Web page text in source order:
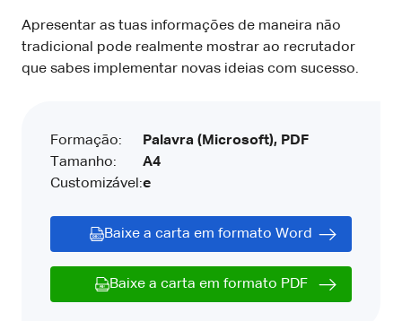
Apresentar as tuas informações de maneira não
tradicional pode realmente mostrar ao recrutador
que sabes implementar novas ideias com sucesso.
Formação:
Tamanho:
Customizável:
Palavra (Microsoft), PDF
A4
e
Baixe a carta em formato Word
Baixe a carta em formato PDF